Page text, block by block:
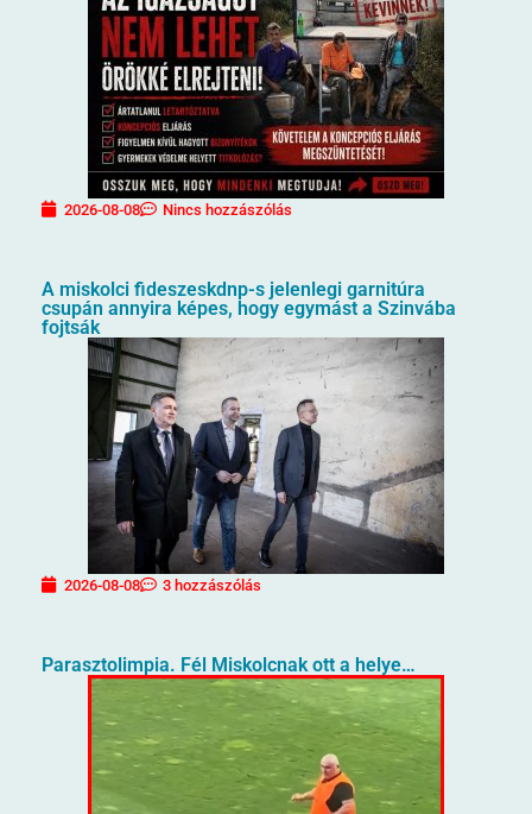
2026-08-08 Nincs hozzászólás
A miskolci fideszeskdnp-s jelenlegi garnitúra
csupán annyira képes, hogy egymást a Szinvába
fojtsák
2026-08-08 3 hozzászólás
Parasztolimpia. Fél Miskolcnak ott a helye…